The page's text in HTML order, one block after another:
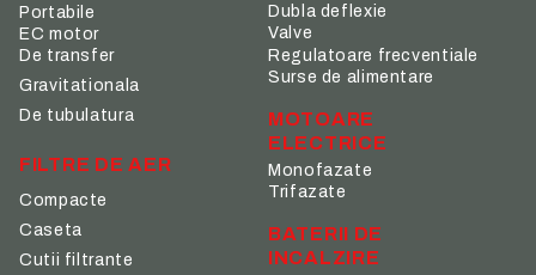
Portabile
EC motor
Dubla deflexie
Valve
De transfer
Gravitationala
De tubulatura
FILTRE DE AER
Compacte
Caseta
Cutii filtrante
Regulatoare frecventiale
Surse de alimentare
MOTOARE
ELECTRICE
Monofazate
Trifazate
BATERII DE
INCALZIRE